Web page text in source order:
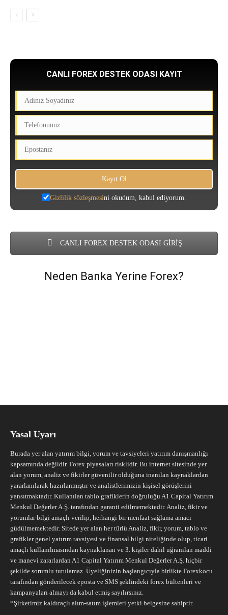
CANLI FOREX DESTEK ODASI KAYIT
Gizlilik sözleşmesini okudum, kabul ediyorum.
CANLI FOREX DESTEK ODASI GİRİŞ
Neden Banka Yerine Forex?
Yasal Uyarı
Burada yer alan yatırım bilgi, yorum ve tavsiyeleri yatırım danışmanlığı
kapsamında değildir. Forex piyasaları risklidir. Bu internet sitesinde yer
alan yorum, analiz ve fikirler güvenilir olduğuna inanılan kaynaklardan
yararlanılarak hazırlanmıştır ve analistlerimizin kişisel görüşlerini
yansıtmaktadır. Kullanılan tablo grafiklerin doğruluğu A1 Capital Yatırım
Menkul Değerler A.Ş. tarafından garanti edilmemektedir. Analiz, fikir ve
yorumlar bilgi amaçlı verilip, herhangi bir menfaat sağlama amacı
güdülmemektedir. Sitede yer alan her türlü Analiz, fikir, yorum, tablo ve
grafikler genel yatırım tavsiyesi ve finansal bilgi niteliğinde olup, ticari
amaçlı kullanılmasından kaynaklanan ve 3. kişiler dahil uğranılan maddi
ve manevi zararlardan A1 Capital Yatırım Menkul Değerler A.Ş. hiçbir
şekilde sorumlu tutulamaz. Üyeliğinizin başlangıcıyla birlikte Forexkocu
tarafından gönderilecek eposta ve SMS şeklindeki forex bültenleri ve
kampanyaları almayı da kabul etmiş sayılırsınız.
*Şirketimiz kaldıraçlı alım-satım işlemleri yetki belgesine sahiptir.